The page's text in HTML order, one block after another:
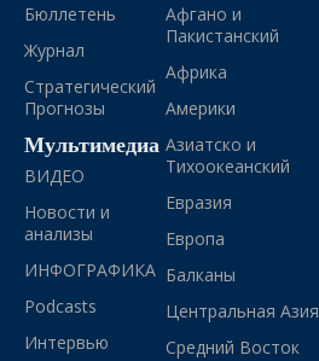
Бюллетень
Журнал
Стратегический
Прогнозы
Мультимедиа
ВИДЕО
Новости и
анализы
ИНФОГРАФИКА
Podcasts
Интервью
Афгано и
Пакистанский
Африка
Америки
Азиатско и
Тихоокеанский
Евразия
Европа
Балканы
Центральная Азия
Средний Восток